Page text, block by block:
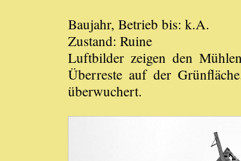
Baujahr, Betrieb bis: k.A.
Zustand: Ruine
Luftbilder zeigen den
Überreste auf der
überwuchert.